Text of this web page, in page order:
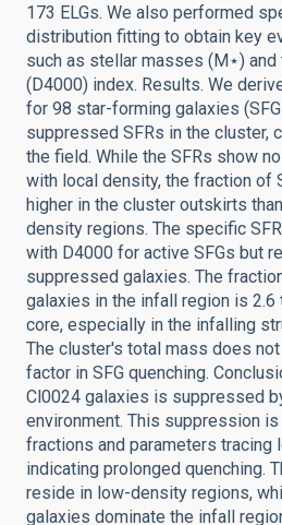
173 ELGs. We also performed
distribution fitting to obtain key
such as stellar masses (M⋆) and
(D4000) index. Results. We
for 98 star-forming galaxies
suppressed SFRs in the cluster,
the field. While the SFRs show
with local density, the fraction of
higher in the cluster outskirts
density regions. The specific
with D4000 for active SFGs but
suppressed galaxies. The
galaxies in the infall region is 2.6
core, especially in the infalling
The cluster's total mass does
factor in SFG quenching.
Cl0024 galaxies is suppressed
environment. This suppression is
fractions and parameters tracing
indicating prolonged quenching.
reside in low-density regions,
galaxies dominate the infall